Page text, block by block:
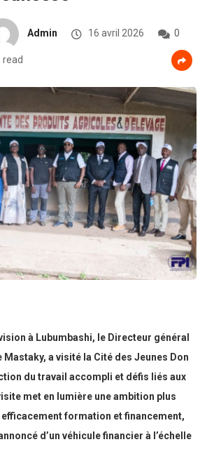
Admin 16 avril 2026 0
à Lubumbashi, le Directeur général
a visité la Cité des Jeunes Don
du travail accompli et défis liés aux
met en lumière une ambition plus
formation et financement,
d’un véhicule financier à l’échelle